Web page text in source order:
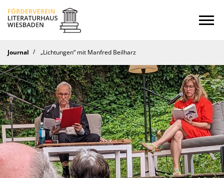
Startseite
Kalender
Journal
Ins Offene
Literaturforum
Hören
Journal „Lichtungen“ mit Manfred Beilharz